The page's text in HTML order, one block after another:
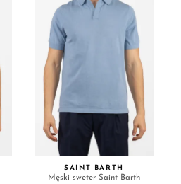
SAINT BARTH
Męski sweter Saint Barth